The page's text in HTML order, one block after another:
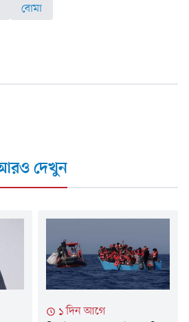
বোমা
দেখুন
১ দিন আগে